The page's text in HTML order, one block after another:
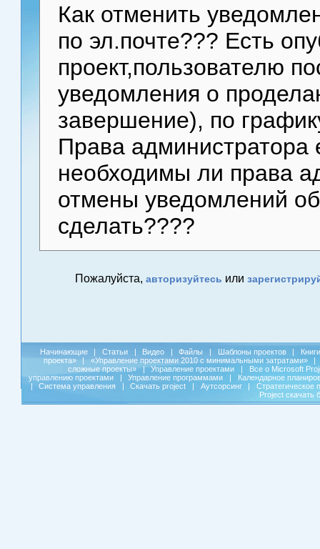
Как отменить
по эл.почте??? Есть
проект,пользователю
уведомления о
завершение), по
Права администратора
необходимы ли права
отмены уведомлений
сделать????
Пожалуйста, авторизуйтесь или
Начинающие | Статьи | Видео | Файлы | Шаблоны проектов |
Книги
проекта»
| «Управление проектами 2010 с минимальными затратами»
|
сложные проекты»
| Управление проектами |
Все о Microsoft
управлению проектами
| Управление программами |
Календарное
|
Система управления | Скачать project | Аутсорсинг |
Стратегическое
Project скачать